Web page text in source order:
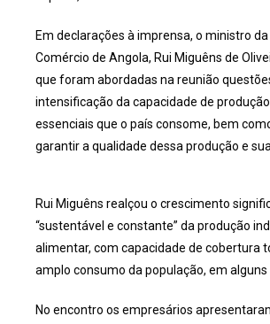
Em declarações à imprensa, o ministro
Comércio de Angola, Rui Miguêns de
que foram abordadas na reunião
intensificação da capacidade de
essenciais que o país consome, bem
garantir a qualidade dessa produção e
Rui Miguêns realçou o crescimento
“sustentável e constante” da produção
alimentar, com capacidade de cobertura
amplo consumo da população, em alguns
No encontro os empresários